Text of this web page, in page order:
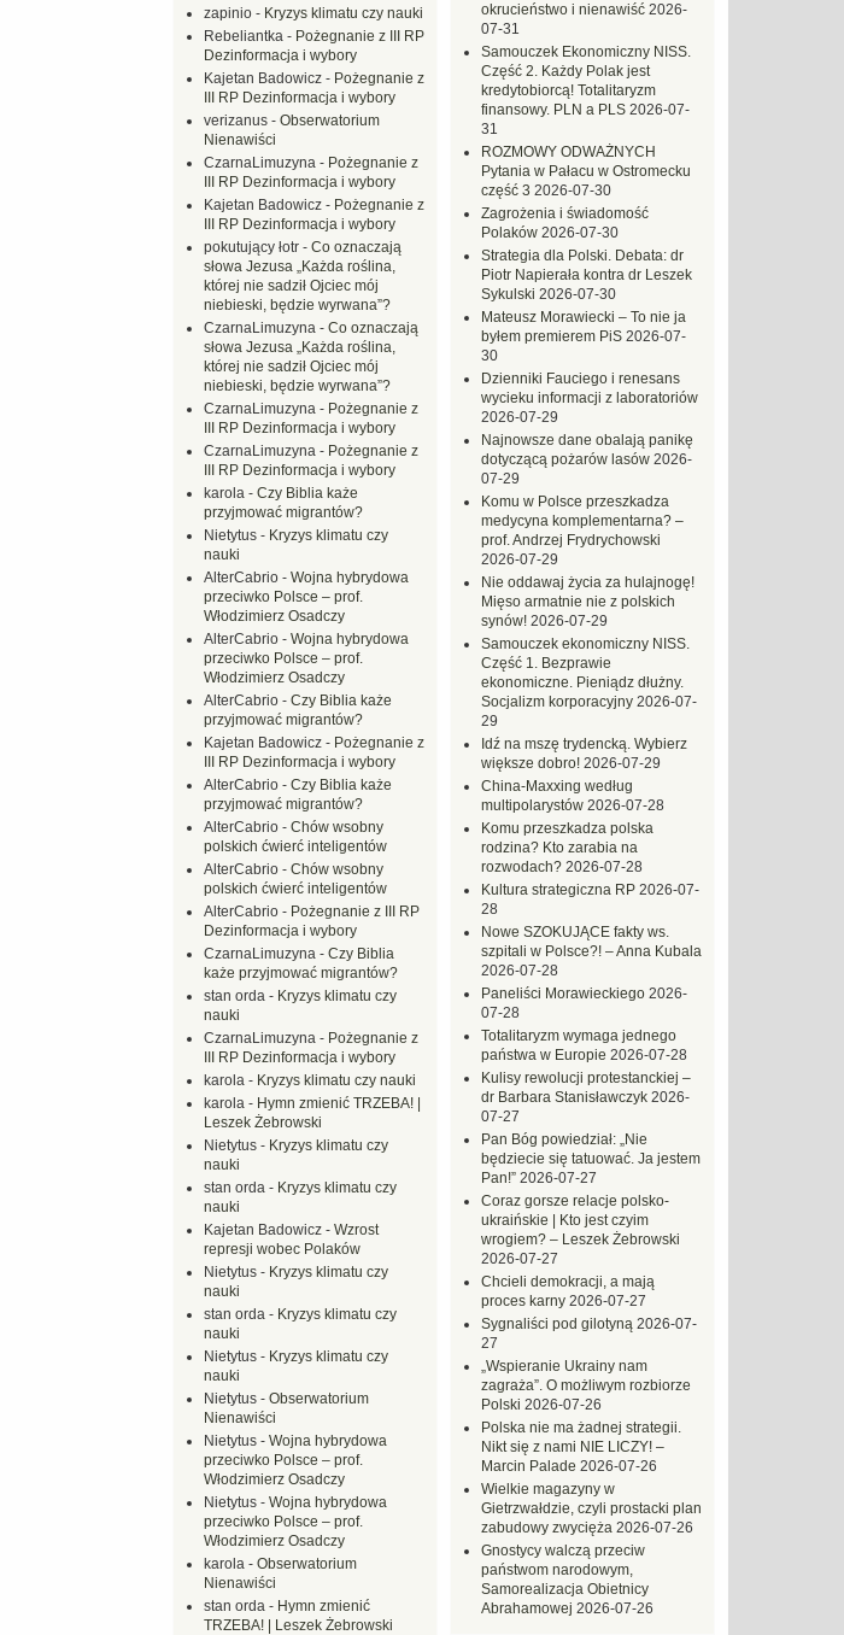
okrucieństwo i nienawiść 2026-
07-31
Samouczek Ekonomiczny NISS.
Część 2. Każdy Polak jest
kredytobiorcą! Totalitaryzm
finansowy. PLN a PLS 2026-07-
31
ROZMOWY ODWAŻNYCH
Pytania w Pałacu w Ostromecku
część 3 2026-07-30
Zagrożenia i świadomość
Polaków 2026-07-30
Strategia dla Polski. Debata: dr
Piotr Napierała kontra dr Leszek
Sykulski 2026-07-30
Mateusz Morawiecki – To nie ja
byłem premierem PiS 2026-07-
30
Dzienniki Fauciego i renesans
wycieku informacji z laboratoriów
2026-07-29
Najnowsze dane obalają panikę
dotyczącą pożarów lasów 2026-
07-29
Komu w Polsce przeszkadza
medycyna komplementarna? –
prof. Andrzej Frydrychowski
2026-07-29
Nie oddawaj życia za hulajnogę!
Mięso armatnie nie z polskich
synów! 2026-07-29
Samouczek ekonomiczny NISS.
Część 1. Bezprawie
ekonomiczne. Pieniądz dłużny.
Socjalizm korporacyjny 2026-07-
29
Idź na mszę trydencką. Wybierz
większe dobro! 2026-07-29
China-Maxxing według
multipolarystów 2026-07-28
Komu przeszkadza polska
rodzina? Kto zarabia na
rozwodach? 2026-07-28
Kultura strategiczna RP 2026-07-
28
Nowe SZOKUJĄCE fakty ws.
szpitali w Polsce?! – Anna Kubala
2026-07-28
Paneliści Morawieckiego 2026-
07-28
Totalitaryzm wymaga jednego
państwa w Europie 2026-07-28
Kulisy rewolucji protestanckiej –
dr Barbara Stanisławczyk 2026-
07-27
Pan Bóg powiedział: „Nie
będziecie się tatuować. Ja jestem
Pan!” 2026-07-27
Coraz gorsze relacje polsko-
ukraińskie | Kto jest czyim
wrogiem? – Leszek Żebrowski
2026-07-27
Chcieli demokracji, a mają
proces karny 2026-07-27
Sygnaliści pod gilotyną 2026-07-
27
„Wspieranie Ukrainy nam
zagraża”. O możliwym rozbiorze
Polski 2026-07-26
Polska nie ma żadnej strategii.
Nikt się z nami NIE LICZY! –
Marcin Palade 2026-07-26
Wielkie magazyny w
Gietrzwałdzie, czyli prostacki plan
zabudowy zwycięża 2026-07-26
Gnostycy walczą przeciw
państwom narodowym,
Samorealizacja Obietnicy
Abrahamowej 2026-07-26
zapinio - Kryzys klimatu czy nauki
Rebeliantka - Pożegnanie z III RP
Dezinformacja i wybory
Kajetan Badowicz - Pożegnanie z
III RP Dezinformacja i wybory
verizanus - Obserwatorium
Nienawiści
CzarnaLimuzyna - Pożegnanie z
III RP Dezinformacja i wybory
Kajetan Badowicz - Pożegnanie z
III RP Dezinformacja i wybory
pokutujący łotr - Co oznaczają
słowa Jezusa „Każda roślina,
której nie sadził Ojciec mój
niebieski, będzie wyrwana”?
CzarnaLimuzyna - Co oznaczają
słowa Jezusa „Każda roślina,
której nie sadził Ojciec mój
niebieski, będzie wyrwana”?
CzarnaLimuzyna - Pożegnanie z
III RP Dezinformacja i wybory
CzarnaLimuzyna - Pożegnanie z
III RP Dezinformacja i wybory
karola - Czy Biblia każe
przyjmować migrantów?
Nietytus - Kryzys klimatu czy
nauki
AlterCabrio - Wojna hybrydowa
przeciwko Polsce – prof.
Włodzimierz Osadczy
AlterCabrio - Wojna hybrydowa
przeciwko Polsce – prof.
Włodzimierz Osadczy
AlterCabrio - Czy Biblia każe
przyjmować migrantów?
Kajetan Badowicz - Pożegnanie z
III RP Dezinformacja i wybory
AlterCabrio - Czy Biblia każe
przyjmować migrantów?
AlterCabrio - Chów wsobny
polskich ćwierć inteligentów
AlterCabrio - Chów wsobny
polskich ćwierć inteligentów
AlterCabrio - Pożegnanie z III RP
Dezinformacja i wybory
CzarnaLimuzyna - Czy Biblia
każe przyjmować migrantów?
stan orda - Kryzys klimatu czy
nauki
CzarnaLimuzyna - Pożegnanie z
III RP Dezinformacja i wybory
karola - Kryzys klimatu czy nauki
karola - Hymn zmienić TRZEBA! |
Leszek Żebrowski
Nietytus - Kryzys klimatu czy
nauki
stan orda - Kryzys klimatu czy
nauki
Kajetan Badowicz - Wzrost
represji wobec Polaków
Nietytus - Kryzys klimatu czy
nauki
stan orda - Kryzys klimatu czy
nauki
Nietytus - Kryzys klimatu czy
nauki
Nietytus - Obserwatorium
Nienawiści
Nietytus - Wojna hybrydowa
przeciwko Polsce – prof.
Włodzimierz Osadczy
Nietytus - Wojna hybrydowa
przeciwko Polsce – prof.
Włodzimierz Osadczy
karola - Obserwatorium
Nienawiści
stan orda - Hymn zmienić
TRZEBA! | Leszek Żebrowski